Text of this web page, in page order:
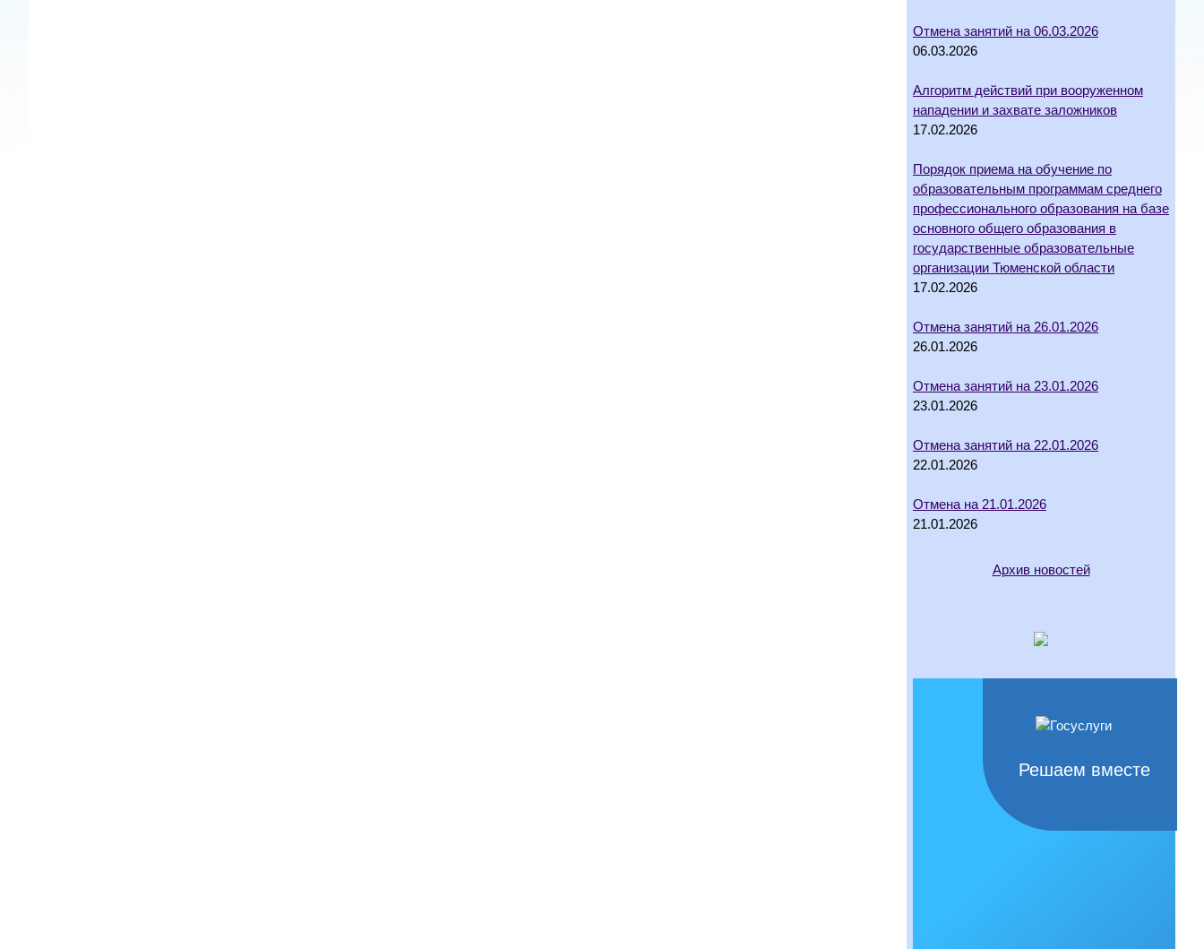
Отмена занятий на 06.03.2026
06.03.2026
Алгоритм действий при вооруженном
нападении и захвате заложников
17.02.2026
Порядок приема на обучение по
образовательным программам среднего
профессионального образования на базе
основного общего образования в
государственные образовательные
организации Тюменской области
17.02.2026
Отмена занятий на 26.01.2026
26.01.2026
Отмена занятий на 23.01.2026
23.01.2026
Отмена занятий на 22.01.2026
22.01.2026
Отмена на 21.01.2026
21.01.2026
Архив новостей
Решаем вместе